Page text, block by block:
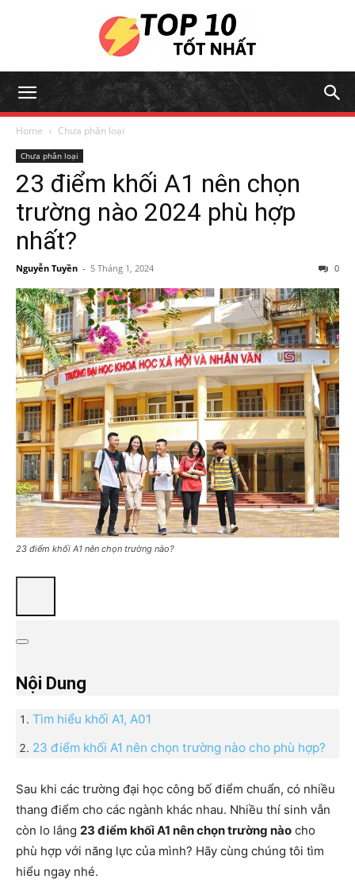
Home Chưa phân loại
Chưa phân loại
23 điểm khối A1 nên chọn
trường nào 2024 phù hợp
nhất?
Nguyễn Tuyền - 5 Tháng 1, 2024 0
23 điểm khối A1 nên chọn trường nào?
Nội Dung
Tìm hiểu khối A1, A01
23 điểm khối A1 nên chọn trường nào cho phù hợp?
Sau khi các trường đại học công bố điểm chuẩn, có nhiều
thang điểm cho các ngành khác nhau. Nhiều thí sinh vẫn
còn lo lắng 23 điểm khối A1 nên chọn trường nào cho
phù hợp với năng lực của mình? Hãy cùng chúng tôi tìm
hiểu ngay nhé.